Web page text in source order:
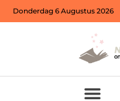
Donderdag 6 Augustus 2026